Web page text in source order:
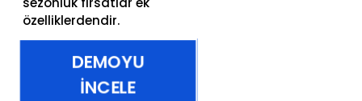
özelliklerdendir.
DEMOYU
İNCELE